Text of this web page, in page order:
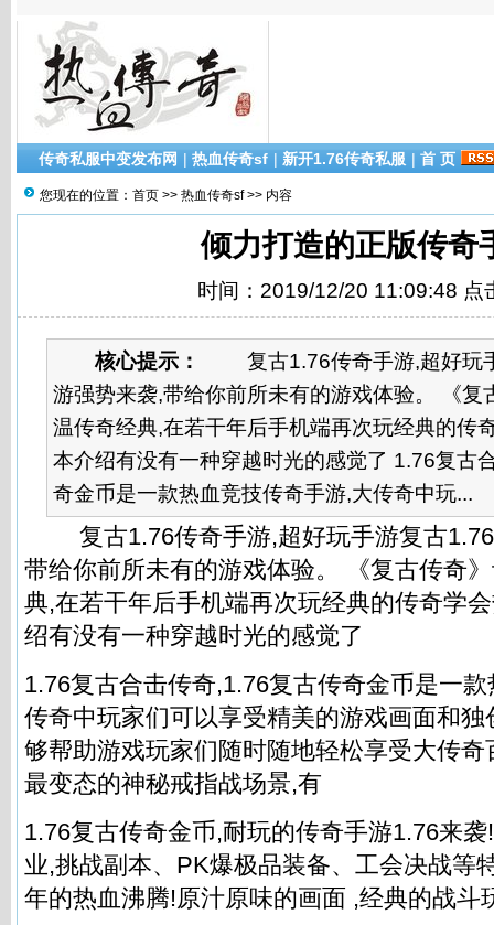
传奇私服中变发布网 | 热血传奇sf | 新开1.76传奇私服 | 首 页
您现在的位置： 首页 >> 热血传奇sf>> 内容
倾力打造的正版传奇
时间：2019/12/20 11:09:48 点
核心提示：
复古1.76传奇手游,超好玩
游强势来袭,带给你前所未有的游戏体验。 《复
温传奇经典,在若干年后手机端再次玩经典的传
本介绍有没有一种穿越时光的感觉了 1.76复古
奇金币是一款热血竞技传奇手游,大传奇中玩...
复古1.76传奇手游,超好玩手游复古1.76
带给你前所未有的游戏体验。 《复古传奇
典,在若干年后手机端再次玩经典的传奇学
绍有没有一种穿越时光的感觉了
1.76复古合击传奇,1.76复古传奇金币是一
传奇中玩家们可以享受精美的游戏画面和
够帮助游戏玩家们随时随地轻松享受大传
最变态的神秘戒指战场景,有
1.76复古传奇金币,耐玩的传奇手游1.76来
业,挑战副本、PK爆极品装备、工会决战等
年的热血沸腾!原汁原味的画面 ,经典的战斗